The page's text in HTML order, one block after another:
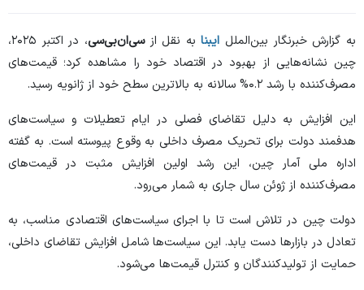
به گزارش خبرنگار بین‌الملل ایبنا به نقل ازسی‌ان‌بی‌سی
، در اکتبر ۲۰۲۵،
چین نشانه‌هایی از بهبود در اقتصاد خود را مشاهده کرد؛ قیمت‌های
مصرف‌کننده با رشد ۰.۲% سالانه به بالاترین سطح خود از ژانویه رسید.
این افزایش به دلیل تقاضای فصلی در ایام تعطیلات و سیاست‌های
هدفمند دولت برای تحریک مصرف داخلی به وقوع پیوسته است. به گفته
اداره ملی آمار چین، این رشد اولین افزایش مثبت در قیمت‌های
مصرف‌کننده از ژوئن سال جاری به شمار می‌رود.
دولت چین در تلاش است تا با اجرای سیاست‌های اقتصادی مناسب، به
تعادل در بازار‌ها دست یابد. این سیاست‌ها شامل افزایش تقاضای داخلی،
حمایت از تولیدکنندگان و کنترل قیمت‌ها می‌شود.